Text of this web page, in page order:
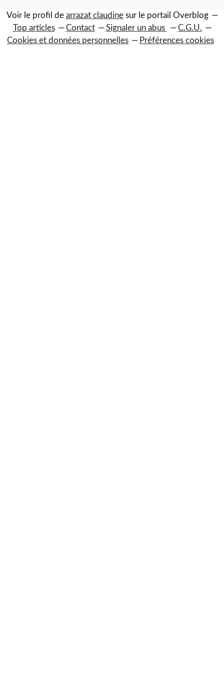
Voir le profil de arrazat claudinesur le portail Overblog
Top articles
Contact Signaler un abus
C.G.U.
Cookies et données personnelles
Préférences cookies